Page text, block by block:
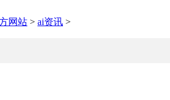
网站 > ai资讯 >